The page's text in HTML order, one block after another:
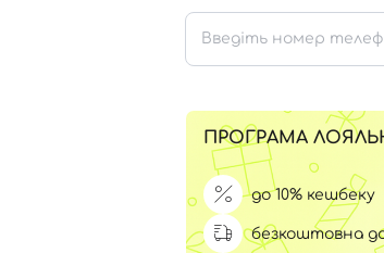
ПРОГРАМА
до 10% кешбеку
безкоштовна